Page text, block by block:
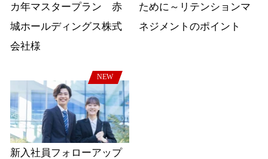
カ年マスタープラン 赤
城ホールディングス株式
会社様
ために～リテンションマ
ネジメントのポイント
NEW
新入社員フォローアップ